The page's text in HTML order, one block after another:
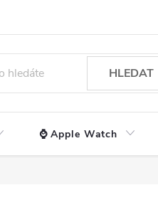
HLEDAT
⌚ Apple Watch